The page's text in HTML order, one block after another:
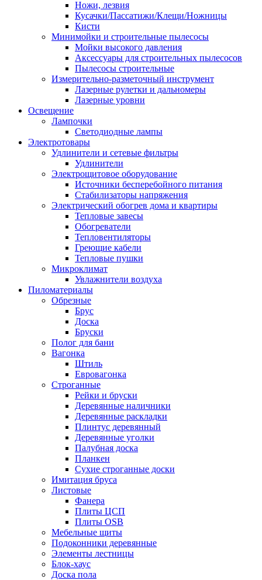
Ножи, лезвия
Кусачки/Пассатижи/Клещи/Ножницы
Кисти
Минимойки и строительные пылесосы
Мойки высокого давления
Аксессуары для строительных пылесосов
Пылесосы строительные
Измерительно-разметочный инструмент
Лазерные рулетки и дальномеры
Лазерные уровни
Освещение
Лампочки
Светодиодные лампы
Электротовары
Удлинители и сетевые фильтры
Удлинители
Электрощитовое оборудование
Источники бесперебойного питания
Стабилизаторы напряжения
Электрический обогрев дома и квартиры
Тепловые завесы
Обогреватели
Тепловентиляторы
Греющие кабели
Тепловые пушки
Микроклимат
Увлажнители воздуха
Пиломатериалы
Обрезные
Брус
Доска
Бруски
Полог для бани
Вагонка
Штиль
Евровагонка
Строганные
Рейки и бруски
Деревянные наличники
Деревянные раскладки
Плинтус деревянный
Деревянные уголки
Палубная доска
Планкен
Сухие строганные доски
Имитация бруса
Листовые
Фанера
Плиты ЦСП
Плиты OSB
Мебельные щиты
Подоконники деревянные
Элементы лестницы
Блок-хаус
Доска пола